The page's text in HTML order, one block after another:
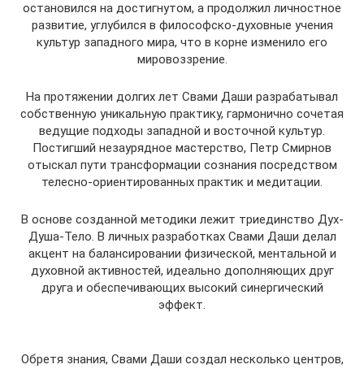
остановился на достигнутом, а продолжил личностное
развитие, углубился в философско-духовные учения
культур западного мира, что в корне изменило его
мировоззрение.
На протяжении долгих лет Свами Даши разрабатывал
собственную уникальную практику, гармонично сочетая
ведущие подходы западной и восточной культур.
Постигший незаурядное мастерство, Петр Смирнов
отыскал пути трансформации сознания посредством
телесно-ориентированных практик и медитации.
В основе созданной методики лежит триединство Дух-
Душа-Тело. В личных разработках Свами Даши делал
акцент на балансировании физической, ментальной и
духовной активностей, идеально дополняющих друг
друга и обеспечивающих высокий синергический
эффект.
Обретя знания, Свами Даши создал несколько центров,